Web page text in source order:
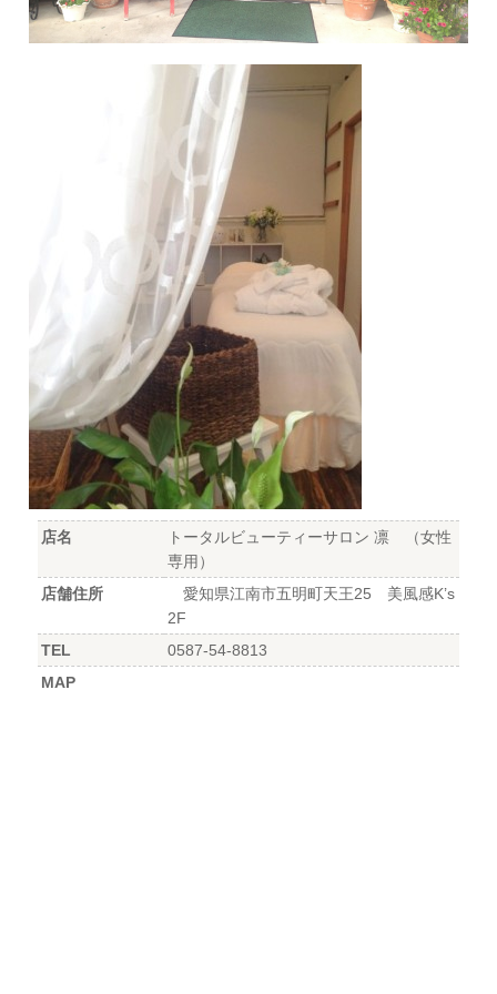
店名
トータルビューティーサロン 凛 （女性
専用）
店舗住所
愛知県江南市五明町天王25 美風感K’s
2F
TEL
0587-54-8813
MAP